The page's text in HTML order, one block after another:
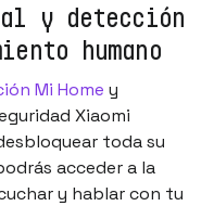
y detección
humano
Mi Home y
Xiaomi
toda su
acceder a la
y hablar con tu